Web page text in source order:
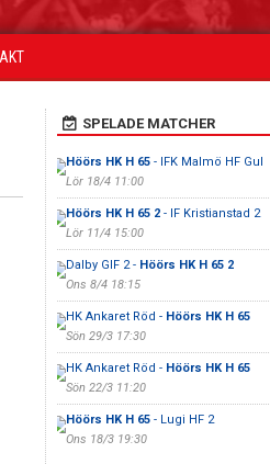
SPELADE MATCHER
Höörs HK H 65- IFK Malmö HF Gul
Lör 18/4 11:00
Höörs HK H 65 2- IF Kristianstad 2
Lör 11/4 15:00
Dalby GIF 2 - Höörs HK H 65 2
Ons 8/4 18:15
HK Ankaret Röd - Höörs HK H 65
Sön 29/3 17:30
HK Ankaret Röd - Höörs HK H 65
Sön 22/3 11:20
Höörs HK H 65- Lugi HF 2
Ons 18/3 19:30